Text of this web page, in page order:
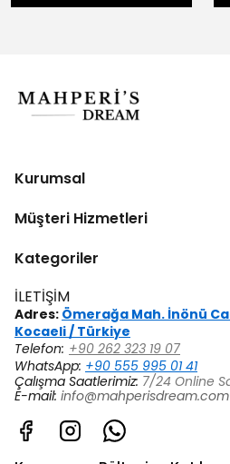
Kurumsal
Müşteri Hizmetleri
Kategoriler
İLETİŞİM
Adres: Ömerağa Mah. İnönü
Kocaeli / Türkiye
Telefon: +90 262 323 19 07
WhatsApp: +90 555 995 01 41
Çalışma Saatlerimiz: 7/24 Online
E-mail: info@mahperisdream.com